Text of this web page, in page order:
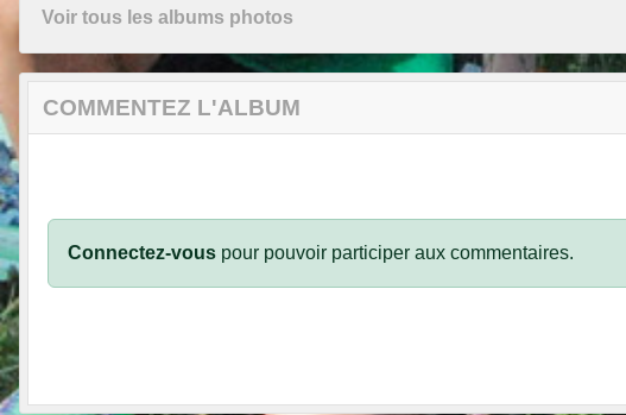
Voir tous les albums photos
COMMENTEZ L'ALBUM
Connectez-vous pour pouvoir participer aux commentaires.